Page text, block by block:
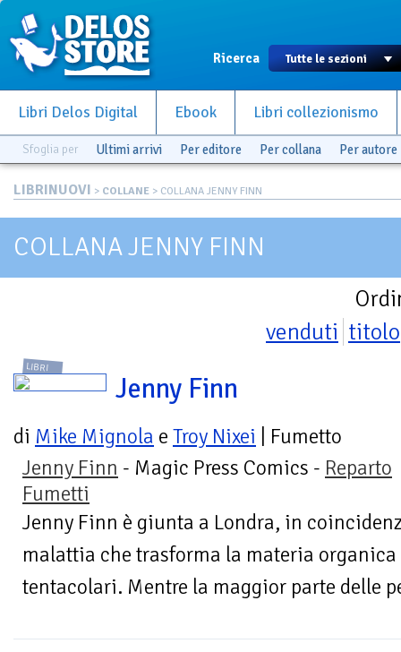
Ricerca
Libri Delos Digital Ebook Libri collezionismo
Sfoglia per Ultimi arrivi Per editore Per collana Per autore
LIBRINUOVI > COLLANE > COLLANA JENNY FINN
COLLANA JENNY FINN
venduti titolo
LIBRI
Jenny Finn
di Mike Mignola e Troy Nixei | Fumetto
Jenny Finn - Magic Press Comics - Reparto
Fumetti
Jenny Finn è giunta a Londra, in
malattia che trasforma la materia
tentacolari. Mentre la maggior parte delle